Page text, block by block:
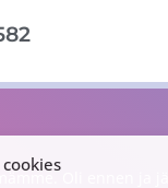
Oli ennen ja